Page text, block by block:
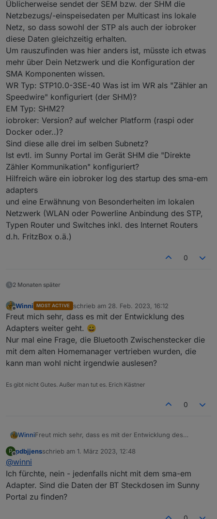
Systemübersicht im WR bei eingeschalteten
Adapter
es werden in der Systemübersicht des WRs
und im Sunnyportal keine zählerwerte mehr
Üblicherweise sendet der SEM bzw. der SHM die
Netzbezugs/-einspeisedaten per Multicast ins lokale
Netz, so dass sowohl der STP als auch der iobroker
diese Daten gleichzeitig erhalten.
Um rauszufinden was hier anders ist, müsste ich etwas
mehr über Dein Netzwerk und die Konfiguration der
SMA Komponenten wissen.
WR Typ: STP10.0-3SE-40 Was ist im WR als "Zähler an
Speedwire" konfiguriert (der SHM)?
EM Typ: SHM2?
iobroker: Version? auf welcher Platform (raspi oder
Docker oder..)?
Sind diese alle drei im selben Subnetz?
Ist evtl. im Sunny Portal im Gerät SHM die "Direkte
Zähler Kommunikation" konfiguriert?
Hilfreich wäre ein iobroker log des startup des sma-em
adapters
und eine Erwähnung von Besonderheiten im lokalen
Netzwerk (WLAN oder Powerline Anbindung des STP,
Typen Router und Switches inkl. des Internet Routers
d.h. FritzBox o.ä.)
0
2 Monaten später
Offline
Winni MOST ACTIVE schrieb am 28. Feb. 2023, 16:12
zuletzt editiert von
Freut mich sehr, dass es mit der Entwicklung des
Adapters weiter geht. 😀
Nur mal eine Frage, die Bluetooth Zwischenstecker die
mit dem alten Homemanager vertrieben wurden, die
kann man wohl nicht irgendwie auslesen?
Es gibt nicht Gutes. Außer man tut es. Erich Kästner
0
WinniFreut mich sehr, dass es mit der Entwicklung des
Nur mal eine Frage, die Bluetooth Zwischenstecker die
kann man wohl nicht irgendwie auslesen?
P
Offline
pdbjjensschrieb am 1. März 2023, 12:48
zuletzt editiert von
@winni
Ich fürchte, nein - jedenfalls nicht mit dem sma-em
Adapter. Sind die Daten der BT Steckdosen im Sunny
Portal zu finden?